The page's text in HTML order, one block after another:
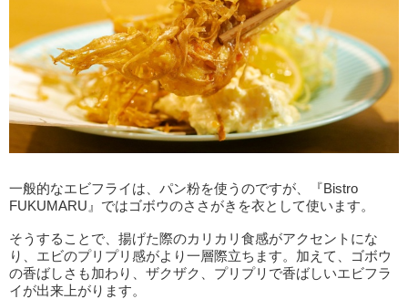
一般的なエビフライは、パン粉を使うのですが、『Bistro
FUKUMARU』ではゴボウのささがきを衣として使います。
そうすることで、揚げた際のカリカリ食感がアクセントにな
り、エビのプリプリ感がより一層際立ちます。加えて、ゴボウ
の香ばしさも加わり、ザクザク、プリプリで香ばしいエビフラ
イが出来上がります。